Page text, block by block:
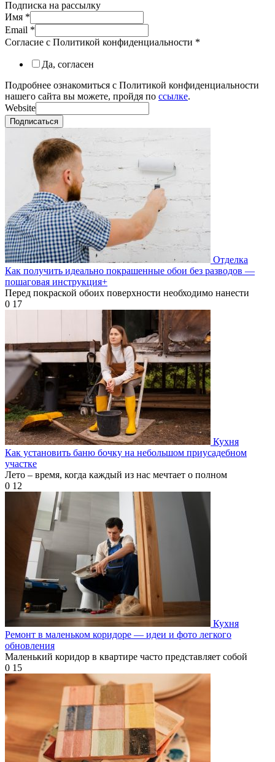
Подписка на рассылку
Имя *
Email *
Согласие с Политикой конфиденциальности *
Да, согласен
Подробнее ознакомиться с Политикой конфиденциальности
нашего сайта вы можете, пройдя по ссылке.
Website
Подписаться
Отделка
Как получить идеально покрашенные обои без разводов —
пошаговая инструкция+
Перед покраской обоих поверхности необходимо нанести
0 17
Кухня
Как установить баню бочку на небольшом приусадебном
участке
Лето – время, когда каждый из нас мечтает о полном
0 12
Кухня
Ремонт в маленьком коридоре — идеи и фото легкого
обновления
Маленький коридор в квартире часто представляет собой
0 15